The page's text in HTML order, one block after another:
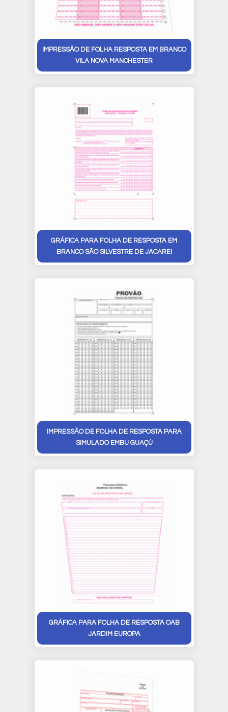
IMPRESSÃO DE FOLHA RESPOSTA EM BRANCO
VILA NOVA MANCHESTER
GRÁFICA PARA FOLHA DE RESPOSTA EM
BRANCO SÃO SILVESTRE DE JACAREI
IMPRESSÃO DE FOLHA DE RESPOSTA PARA
SIMULADO EMBU GUAÇÚ
GRÁFICA PARA FOLHA DE RESPOSTA OAB
JARDIM EUROPA